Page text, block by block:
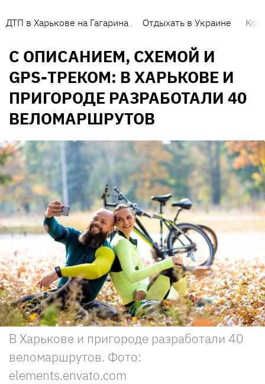
ДТП в Харькове на Гагарина Отдыхать в Украине
С ОПИСАНИЕМ, СХЕМОЙ И
GPS-ТРЕКОМ: В ХАРЬКОВЕ И
ПРИГОРОДЕ РАЗРАБОТАЛИ 40
ВЕЛОМАРШРУТОВ
В Харькове и пригороде разработали 40
веломаршрутов. Фото:
elements.envato.com